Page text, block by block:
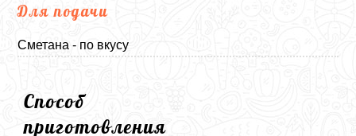
Для подачи
Сметана - по вкусу
Способ
приготовления